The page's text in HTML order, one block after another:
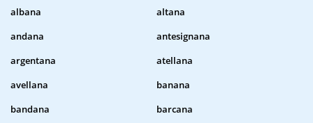
albana
altana
andana
antesignana
argentana
atellana
avellana
banana
bandana
barcana